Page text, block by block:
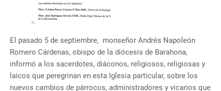
El pasado 5 de septiembre, monseñor Andrés Napoleón
Romero Cárdenas, obispo de la diócesis de Barahona,
informó a los sacerdotes, diáconos, religiosos, religiosas y
laicos que peregrinan en esta Iglesia particular, sobre los
nuevos cambios de párrocos, administradores y vicarios que